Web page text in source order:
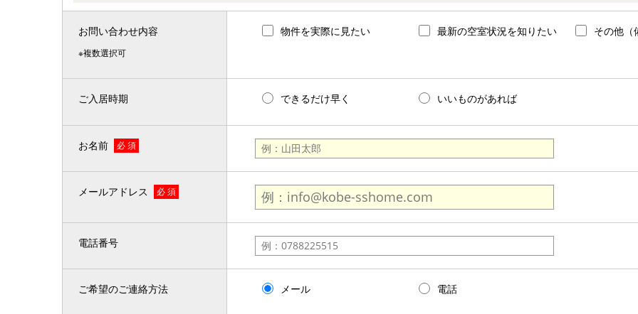
お問い合わせ内容
※複数選択可
物件を実際に見たい 最新の空室状況を知りたい その他（
ご入居時期 できるだけ早く いいものがあれば
お名前 必 須
メールアドレス 必 須
電話番号
ご希望のご連絡方法 メール 電話